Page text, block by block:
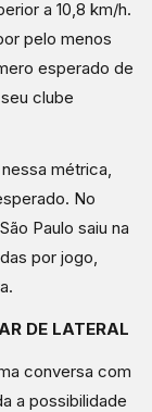
a 10,8 km/h.
pelo menos
esperado de
clube
métrica,
No
Paulo saiu na
por jogo,
DE LATERAL
conversa com
a possibilidade